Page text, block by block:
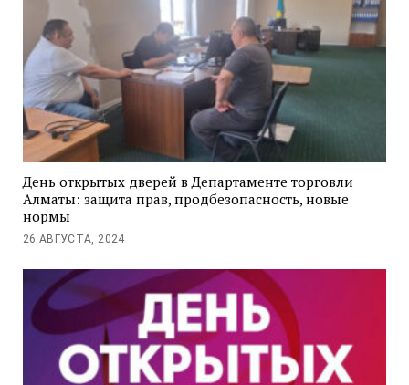
День открытых дверей в Департаменте торговли
Алматы: защита прав, продбезопасность, новые
нормы
26 АВГУСТА, 2024